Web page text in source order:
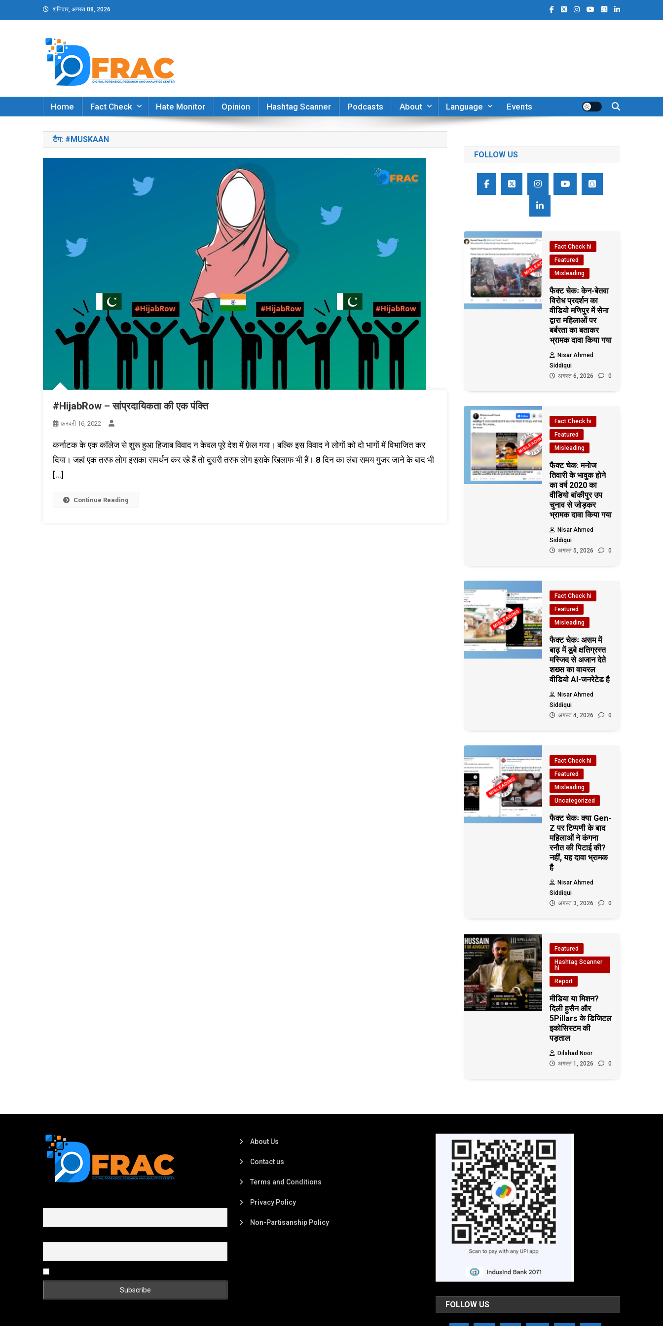
to
शनिवार, अगस्त 08, 2026
DFRAC_ORG
Digital Forensics, Research and Analytics Center
Home
Fact Check Hate Monitor Opinion Hashtag Scanner Podcasts About Language Events
टैग: #MUSKAAN
#HijabRow – सांप्रदायिकता की एक पंक्ति
फ़रवरी 16, 2022
कर्नाटक के एक कॉलेज से शुरू हुआ हिजाब विवाद न केवल पूरे देश में फ़ेल गया। बल्कि इस विवाद ने लोगों को दो भागों में विभाजित कर
दिया। जहां एक तरफ लोग इसका समर्थन कर रहे हैं तो दूसरी तरफ लोग इसके खिलाफ भी हैं। 8 दिन का लंबा समय गुजर जाने के बाद भी
[…]
Continue Reading
FOLLOW US
Fact Check hi
Featured
Misleading
फैक्ट चेकः केन-बेतवा
विरोध प्रदर्शन का
वीडियो मणिपुर में सेना
द्वारा महिलाओं पर
बर्बरता का बताकर
भ्रामक दावा किया गया
Nisar Ahmed
Siddiqui
अगस्त 6, 2026
0
Fact Check hi
Featured
Misleading
फैक्ट चेक: मनोज
तिवारी के भावुक होने
का वर्ष 2020 का
वीडियो बांकीपुर उप
चुनाव से जोड़कर
भ्रामक दावा किया गया
Nisar Ahmed
Siddiqui
अगस्त 5, 2026
0
Fact Check hi
Featured
Misleading
फैक्ट चेकः असम में
बाढ़ में डूबे क्षतिग्रस्त
मस्जिद से अजान देते
शख्स का वायरल
वीडियो AI-जनरेटेड है
Nisar Ahmed
Siddiqui
अगस्त 4, 2026
0
Fact Check hi
Featured
Misleading
Uncategorized
फैक्ट चेकः क्या Gen-
Z पर टिप्पणी के बाद
महिलाओं ने कंगना
रनौत की पिटाई की?
नहीं, यह दावा भ्रामक
है
Nisar Ahmed
Siddiqui
अगस्त 3, 2026
0
Featured
Hashtag Scanner
hi
Report
मीडिया या मिशन?
दिली हुसैन और
5Pillars के डिजिटल
इकोसिस्टम की
पड़ताल
Dilshad Noor
अगस्त 1, 2026
0
About Us
Contact us
Terms and Conditions
Privacy Policy
Non-Partisanship Policy
FOLLOW US